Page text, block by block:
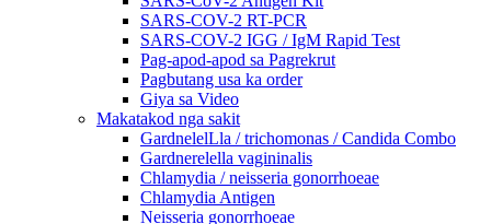
SARS-COV-2 RT-PCR
SARS-COV-2 IGG / IgM Rapid Test
Pag-apod-apod sa Pagrekrut
Pagbutang usa ka order
Giya sa Video
Makatakod nga sakit
GardnelelLla / trichomonas / Candida Combo
Gardnerelella vagininalis
Chlamydia / neisseria gonorrhoeae
Chlamydia Antigen
Neisseria gonorrhoeae